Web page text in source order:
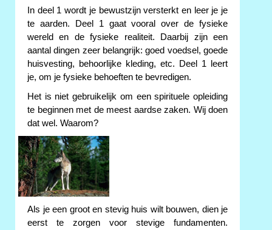
In deel 1 wordt je bewustzijn versterkt en leer je je
te aarden. Deel 1 gaat vooral over de fysieke
wereld en de fysieke realiteit. Daarbij zijn een
aantal dingen zeer belangrijk: goed voedsel, goede
huisvesting, behoorlijke kleding, etc. Deel 1 leert
je, om je fysieke behoeften te bevredigen.
Het is niet gebruikelijk om een spirituele opleiding
te beginnen met de meest aardse zaken. Wij doen
dat wel. Waarom?
Als je een groot en stevig huis wilt bouwen, dien je
eerst te zorgen voor stevige fundamenten.